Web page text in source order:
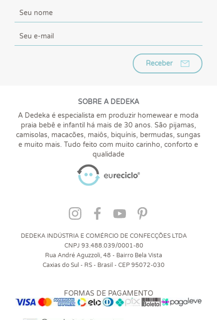
Receber
SOBRE A DEDEKA
A Dedeka é especialista em produzir homewear e moda
praia bebê e infantil há mais de 30 anos. São pijamas,
camisolas, macacões, maiôs, biquínis, bermudas, sungas
e muito mais. Tudo feito com muito carinho, conforto e
qualidade
DEDEKA INDÚSTRIA E COMÉRCIO DE CONFECÇÕES LTDA
CNPJ 93.488.039/0001-80
Rua André Aguzzoli, 48 - Bairro Bela Vista
Caxias do Sul - RS - Brasil - CEP 95072-030
FORMAS DE PAGAMENTO